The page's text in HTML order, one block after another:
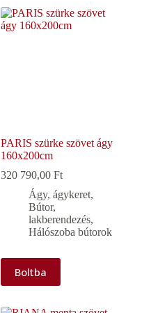
PARIS szürke szövet ágy
160x200cm
320 790,00Ft
Ágy, ágykeret,
Bútor,
lakberendezés,
Hálószoba bútorok
Boltba